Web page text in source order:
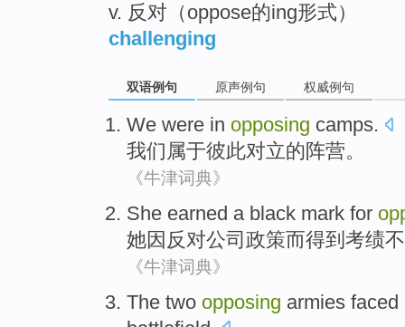
v. 反对（oppose的ing形式）
challenging
双语例句 原声例句 权威例句
We were in opposing camps.
我们 属于彼此对立的 阵营。
《牛津词典》
She earned a black mark for
她因 反对公司 政策而得到 考绩
《牛津词典》
The two opposing armies faced